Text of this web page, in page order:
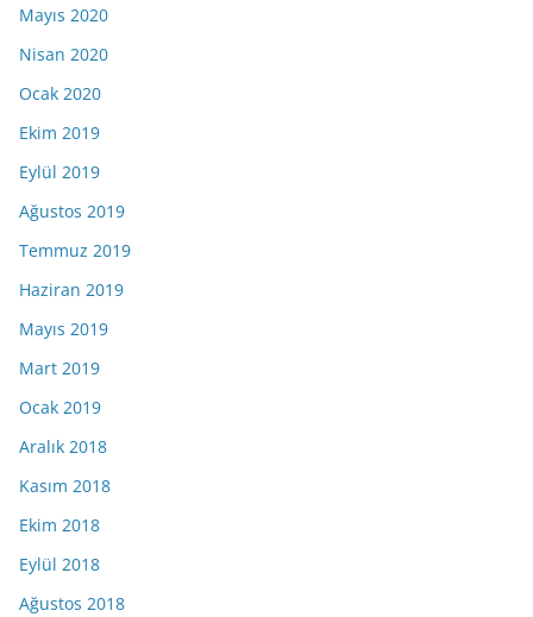
Mayıs 2020
Nisan 2020
Ocak 2020
Ekim 2019
Eylül 2019
Ağustos 2019
Temmuz 2019
Haziran 2019
Mayıs 2019
Mart 2019
Ocak 2019
Aralık 2018
Kasım 2018
Ekim 2018
Eylül 2018
Ağustos 2018